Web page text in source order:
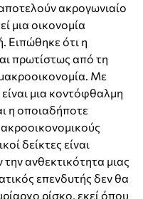
ακρογωνιαίο
μια οικονομία
Ειπώθηκε ότι η
πρωτίστως από τη
Με
μια κοντόφθαλμη
η οποιαδήποτε
δείκτες είναι
την ανθεκτικότητα μιας
επενδυτής δεν θα
ρίσκο, εκεί όπου